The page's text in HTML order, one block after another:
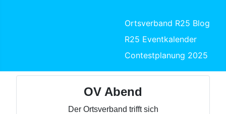
Ortsverband R25 Blog
R25 Eventkalender
Contestplanung 2025
OV Abend
Der Ortsverband trifft sich